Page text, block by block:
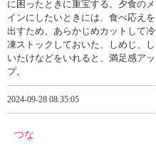
に困ったときに重宝する。夕食のメ
インにしたいときには、食べ応えを
出すため、あらかじめカットして冷
凍ストックしておいた、しめじ、し
いたけなどをいれると、満足感アッ
プ。
2024-09-28 08:35:05
つな